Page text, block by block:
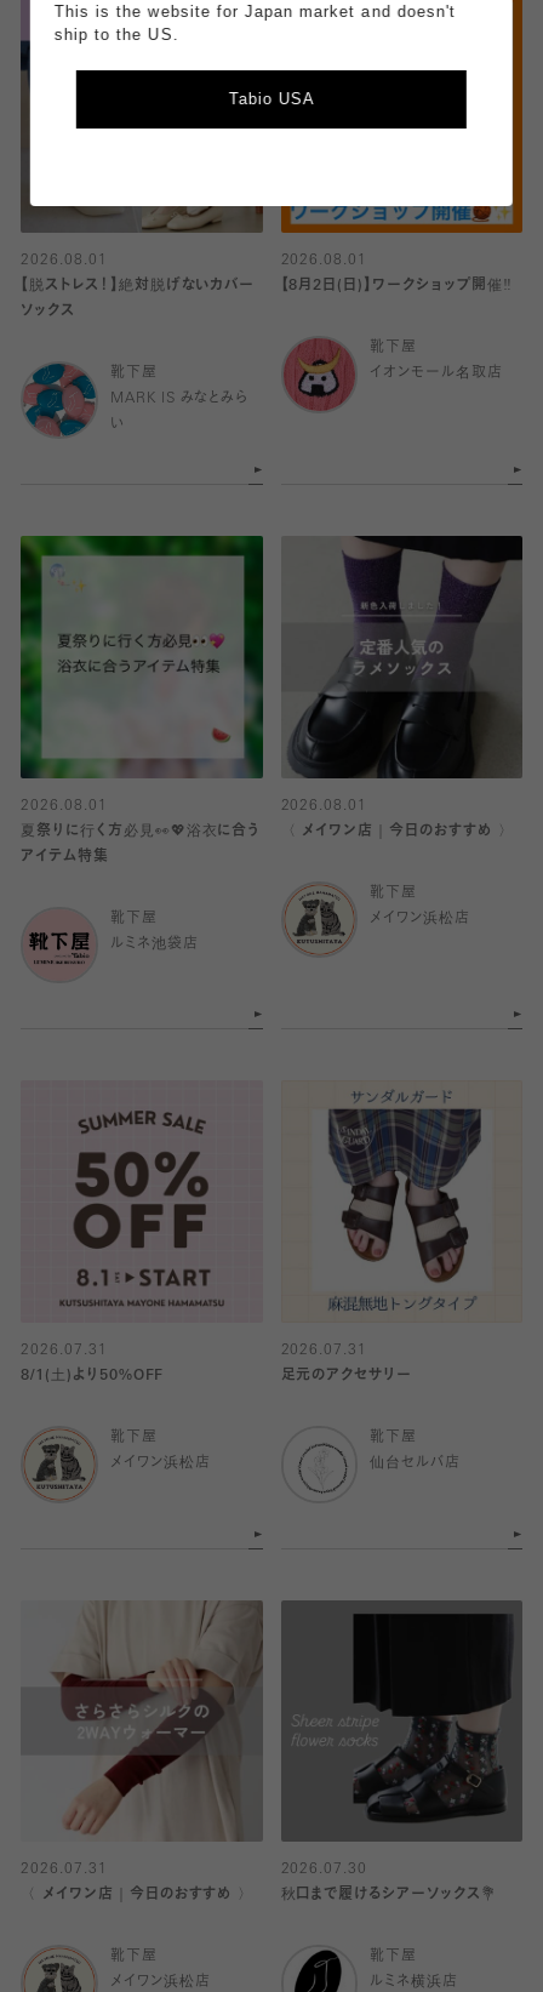
2026.08.01
【脱ストレス！】絶対脱げないカバー
ソックス
靴下屋
MARK IS みなとみら
い
2026.08.01
【8月2日(日)】ワークショップ開催‼️
靴下屋
イオンモール名取店
2026.08.01
夏祭りに行く方必見👀💖浴衣に合う
アイテム特集
靴下屋
ルミネ池袋店
2026.08.01
〈 メイワン店｜今日のおすすめ 〉
靴下屋
メイワン浜松店
2026.07.31
8/1(土)より50%OFF
靴下屋
メイワン浜松店
2026.07.31
足元のアクセサリー
靴下屋
仙台セルバ店
2026.07.31
〈 メイワン店｜今日のおすすめ 〉
靴下屋
メイワン浜松店
2026.07.30
秋口まで履けるシアーソックス💐
靴下屋
ルミネ横浜店
This is the website for Japan market and doesn't
ship to the US.
Tabio USA